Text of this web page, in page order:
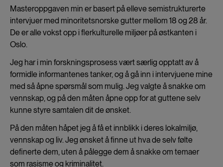
Masteroppgaven min er basert på elleve semistrukturerte
intervjuer med minoritetsnorske gutter mellom 18 og 28 år.
De er alle vokst opp i flerkulturelle miljøer på østkanten i
Oslo.
Jeg har i min forskningsprosess vært særlig opptatt av å
formidle informantenes tanker, og å gå inn i intervjuene mine
med så åpne spørsmål som mulig. Jeg valgte å snakke om
vennskap, og på den måten åpne opp for at guttene selv
kunne styre samtalen dit de ønsket.
På den måten håpet jeg å få et innblikk i deres lokalmiljø,
vennskap og liv. Jeg ønsket å finne ut hva de selv følte
definerte dem, uten å pålegge dem å snakke om temaer
som rasisme og kriminalitet.